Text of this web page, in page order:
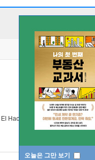
오늘은 그만 보기
El Hacedor